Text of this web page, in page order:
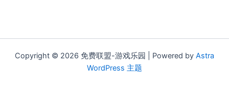
Copyright © 2026 免费联盟-游戏乐园 | Powered by Astra
WordPress 主题